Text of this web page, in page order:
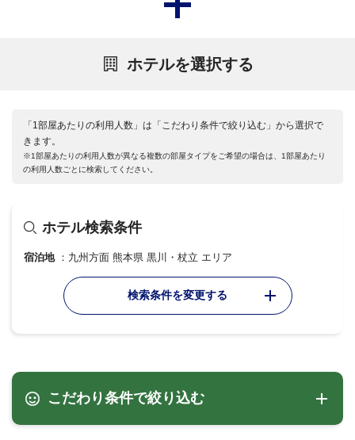
ホテルを選択する
「1部屋あたりの利用人数」は「こだわり条件で絞り込む」から選択で
きます。
※1部屋あたりの利用人数が異なる複数の部屋タイプをご希望の場合は、1部屋あたり
の利用人数ごとに検索してください。
ホテル検索条件
宿泊地 九州方面 熊本県 黒川・杖立 エリア
検索条件を変更する
こだわり条件で絞り込む